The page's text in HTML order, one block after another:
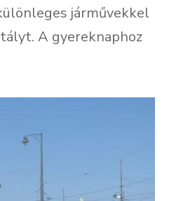
járművekkel
A gyereknaphoz